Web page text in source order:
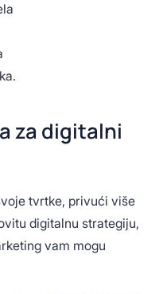
za digitalni
tvrtke, privući više
digitalnu strategiju,
vam mogu